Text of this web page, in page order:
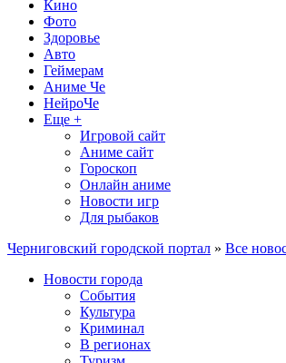
Кино
Фото
Здоровье
Авто
Геймерам
Аниме Че
НейроЧе
Еще +
Игровой сайт
Аниме сайт
Гороскоп
Онлайн аниме
Новости игр
Для рыбаков
Черниговский городской портал » Все
Новости города
События
Культура
Криминал
В регионах